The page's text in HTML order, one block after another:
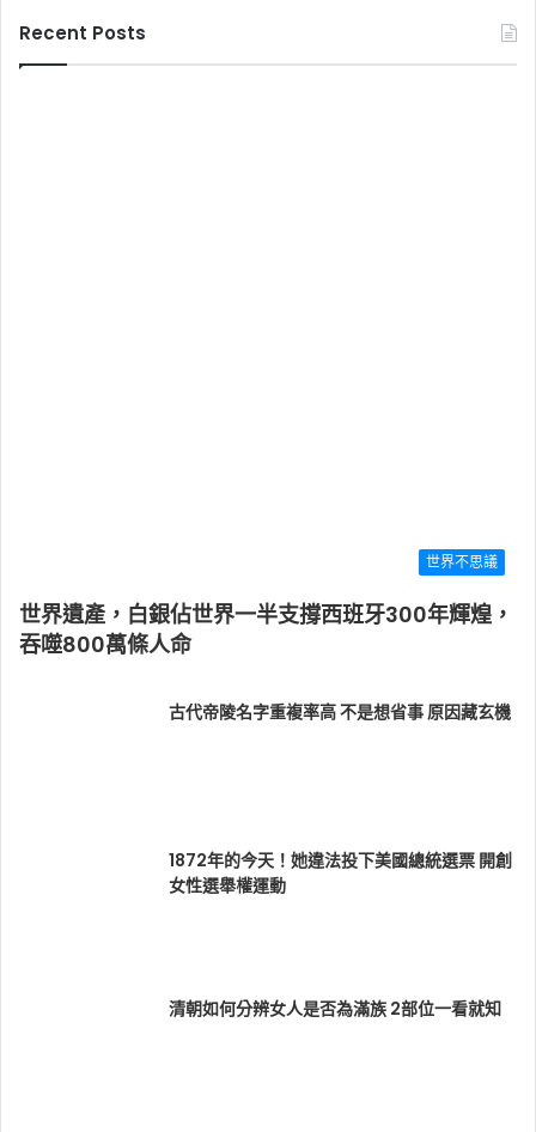
Recent Posts
世界不思議
世界遺產，白銀佔世界一半支撐西班牙300年輝煌，
吞噬800萬條人命
古代帝陵名字重複率高 不是想省事 原因藏玄機
1872年的今天！她違法投下美國總統選票 開創
女性選舉權運動
清朝如何分辨女人是否為滿族 2部位一看就知